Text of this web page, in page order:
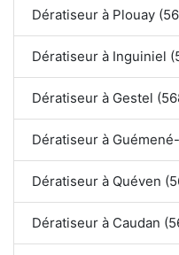
Dératiseur à Plouay
Dératiseur à Inguiniel
Dératiseur à Gestel
Dératiseur à
Dératiseur à Quéven
Dératiseur à Caudan